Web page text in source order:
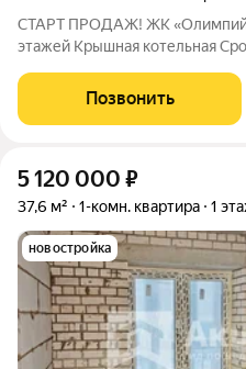
СТАРТ ПРОДАЖ! ЖК «Олимпийский»,
этажей Крышная котельная Срок сдачи 4 квартал 2028 года.
планировка? Звоните или
подробности. Больше
Позвонить
5 120 000 ₽
37,6 м² 1-комн. квартира 1
новостройка